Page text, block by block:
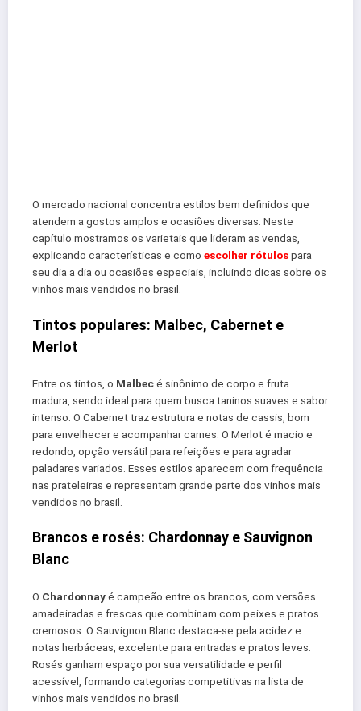
O mercado nacional concentra estilos bem definidos que
atendem a gostos amplos e ocasiões diversas. Neste
capítulo mostramos os varietais que lideram as vendas,
explicando características e como escolher rótulospara
seu dia a dia ou ocasiões especiais, incluindo dicas sobre os
vinhos mais vendidos no brasil.
Tintos populares: Malbec, Cabernet e
Merlot
Entre os tintos, o Malbecé sinônimo de corpo e fruta
madura, sendo ideal para quem busca taninos suaves e sabor
intenso. O Cabernet traz estrutura e notas de cassis, bom
para envelhecer e acompanhar carnes. O Merlot é macio e
redondo, opção versátil para refeições e para agradar
paladares variados. Esses estilos aparecem com frequência
nas prateleiras e representam grande parte dos vinhos mais
vendidos no brasil.
Brancos e rosés: Chardonnay e Sauvignon
Blanc
O Chardonnayé campeão entre os brancos, com versões
amadeiradas e frescas que combinam com peixes e pratos
cremosos. O Sauvignon Blanc destaca-se pela acidez e
notas herbáceas, excelente para entradas e pratos leves.
Rosés ganham espaço por sua versatilidade e perfil
acessível, formando categorias competitivas na lista de
vinhos mais vendidos no brasil.